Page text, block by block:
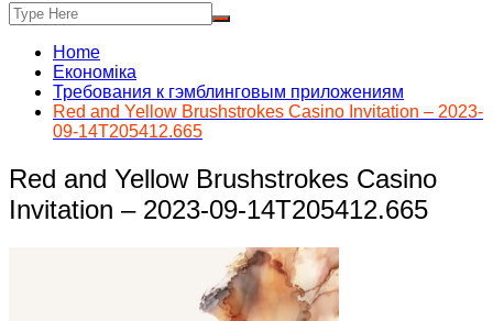
Home
Економіка
Требования к гэмблинговым приложениям
Red and Yellow Brushstrokes Casino Invitation – 2023-
09-14T205412.665
Red and Yellow Brushstrokes Casino
Invitation – 2023-09-14T205412.665